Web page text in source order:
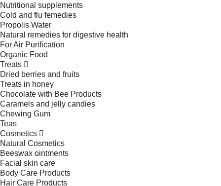
Nutritional supplements
Cold and flu femedies
Propolis Water
Natural remedies for digestive health
For Air Purification
Organic Food
Treats
Dried berries and fruits
Treats in honey
Chocolate with Bee Products
Caramels and jelly candies
Chewing Gum
Teas
Cosmetics
Natural Cosmetics
Beeswax ointments
Facial skin care
Body Care Products
Hair Care Products